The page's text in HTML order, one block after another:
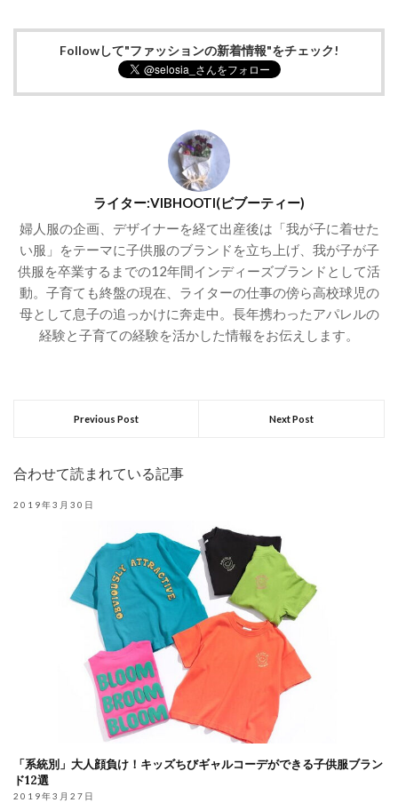
Followして"ファッションの新着情報"をチェック!
ライター:VIBHOOTI(ビブーティー)
婦人服の企画、デザイナーを経て出産後は「我が子に着せた
い服」をテーマに子供服のブランドを立ち上げ、我が子が子
供服を卒業するまでの12年間インディーズブランドとして活
動。子育ても終盤の現在、ライターの仕事の傍ら高校球児の
母として息子の追っかけに奔走中。長年携わったアパレルの
経験と子育ての経験を活かした情報をお伝えします。
Previous Post Next Post
合わせて読まれている記事
2019年3月30日
「系統別」大人顔負け！キッズちびギャルコーデができる子供服ブラン
ド12選
2019年3月27日